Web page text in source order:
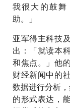
我很大的鼓
助。」
亚军得主科技
出：「就读本
和焦点。」他
财经新闻中的
数据进行分析
的形式表达，